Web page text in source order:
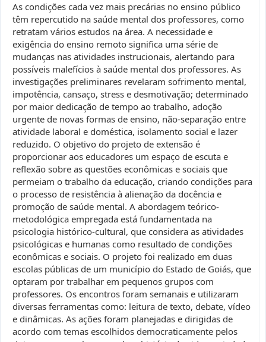
As condições cada vez mais precárias no ensino público
têm repercutido na saúde mental dos professores, como
retratam vários estudos na área. A necessidade e
exigência do ensino remoto significa uma série de
mudanças nas atividades instrucionais, alertando para
possíveis malefícios à saúde mental dos professores. As
investigações preliminares revelaram sofrimento mental,
impotência, cansaço, stress e desmotivação; determinado
por maior dedicação de tempo ao trabalho, adoção
urgente de novas formas de ensino, não-separação entre
atividade laboral e doméstica, isolamento social e lazer
reduzido. O objetivo do projeto de extensão é
proporcionar aos educadores um espaço de escuta e
reflexão sobre as questões econômicas e sociais que
permeiam o trabalho da educação, criando condições para
o processo de resistência à alienação da docência e
promoção de saúde mental. A abordagem teórico-
metodológica empregada está fundamentada na
psicologia histórico-cultural, que considera as atividades
psicológicas e humanas como resultado de condições
econômicas e sociais. O projeto foi realizado em duas
escolas públicas de um município do Estado de Goiás, que
optaram por trabalhar em pequenos grupos com
professores. Os encontros foram semanais e utilizaram
diversas ferramentas como: leitura de texto, debate, vídeo
e dinâmicas. As ações foram planejadas e dirigidas de
acordo com temas escolhidos democraticamente pelos